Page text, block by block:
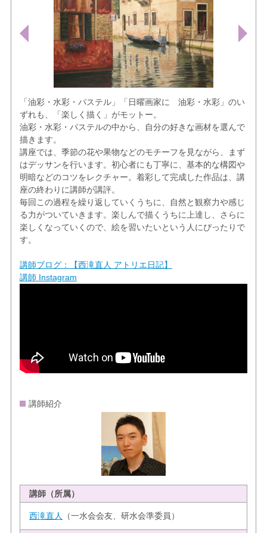
「油彩・水彩・パステル」「日曜画家に 油彩・水彩」のい
ずれも、「楽しく描く」がモットー。
油彩・水彩・パステルの中から、自分の好きな画材を選んで
描きます。
講座では、季節の花や果物などのモチーフを見ながら、まず
はデッサンを行います。初心者にも丁寧に、基本的な構図や
明暗などのコツをレクチャー。着彩して完成した作品は、講
座の終わりに講師が講評。
毎回この過程を繰り返していくうちに、自然と観察力や感じ
る力がついていきます。楽しんで描くうちに上達し、さらに
楽しくなっていくので、絵を習いたいという人にぴったりで
す。
講師ブログ：【西滝直人 アトリエ日記】
講師 Instagram
講師紹介
講師（所属）
西滝直人 （一水会会友、研水会準委員）